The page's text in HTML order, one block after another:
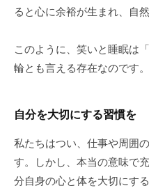
ると心に余裕が生まれ、自
このように、笑いと睡眠は
輪とも言える存在なのです。
自分を大切にする習慣を
私たちはつい、仕事や周囲
す。しかし、本当の意味で
分自身の心と体を大切にす